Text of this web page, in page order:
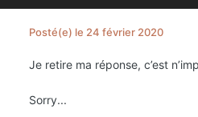
Posté(e) le 24 février 2020
Je retire ma réponse, c’est
Sorry...